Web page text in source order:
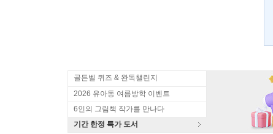
골든벨 퀴즈 & 완독챌린지
2026 유아동 여름방학 이벤트
6인의 그림책 작가를 만나다
기간 한정 특가 도서